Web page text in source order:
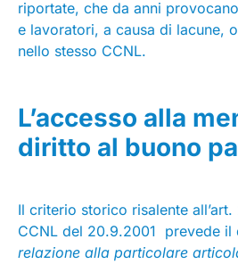
riportate, che da anni
e lavoratori, a causa di lacune,
nello stesso CCNL.
L’accesso alla
diritto al buono
Il criterio storico risalente
CCNL del 20.9.2001 prevede il
relazione alla particolare